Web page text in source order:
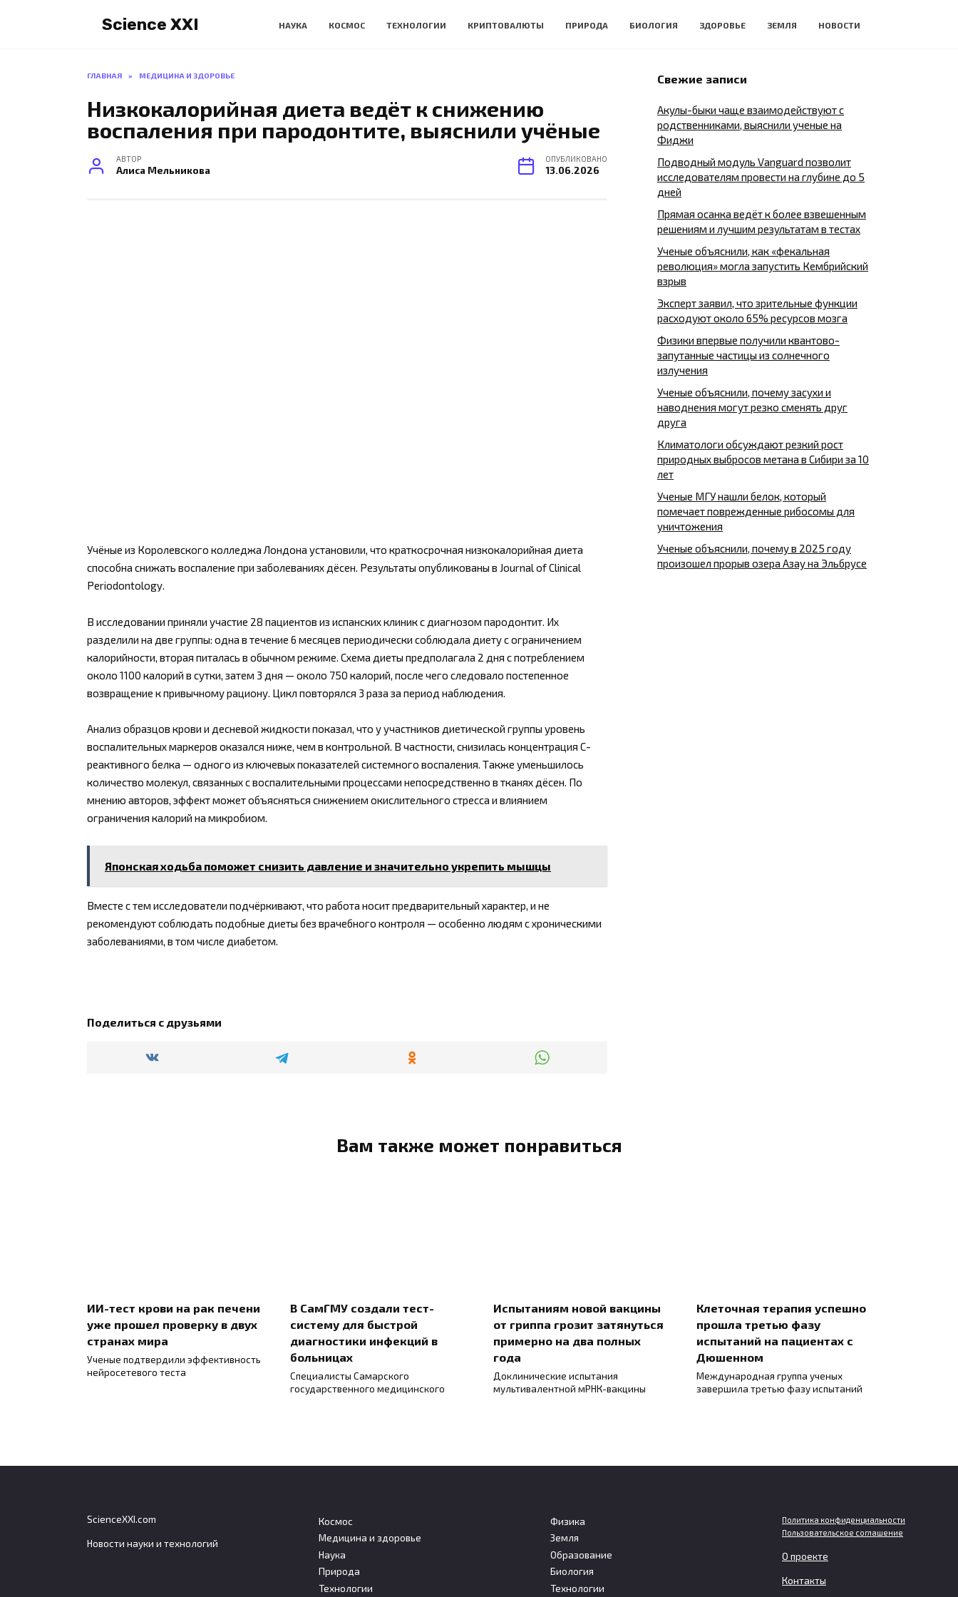
Science XXI НАУКА КОСМОС ТЕХНОЛОГИИ КРИПТОВАЛЮТЫ ПРИРОДА БИОЛОГИЯ ЗДОРОВЬЕ ЗЕМЛЯ НОВОСТИ
ГЛАВНАЯ » МЕДИЦИНА И ЗДОРОВЬЕ
Низкокалорийная диета ведёт к снижению
воспаления при пародонтите, выяснили учёные
АВТОР
Алиса Мельникова
ОПУБЛИКОВАНО
13.06.2026
Учёные из Королевского колледжа Лондона установили, что краткосрочная низкокалорийная диета
способна снижать воспаление при заболеваниях дёсен. Результаты опубликованы в Journal of Clinical
Periodontology.
В исследовании приняли участие 28 пациентов из испанских клиник с диагнозом пародонтит. Их
разделили на две группы: одна в течение 6 месяцев периодически соблюдала диету с ограничением
калорийности, вторая питалась в обычном режиме. Схема диеты предполагала 2 дня с потреблением
около 1100 калорий в сутки, затем 3 дня — около 750 калорий, после чего следовало постепенное
возвращение к привычному рациону. Цикл повторялся 3 раза за период наблюдения.
Анализ образцов крови и десневой жидкости показал, что у участников диетической группы уровень
воспалительных маркеров оказался ниже, чем в контрольной. В частности, снизилась концентрация С-
реактивного белка — одного из ключевых показателей системного воспаления. Также уменьшилось
количество молекул, связанных с воспалительными процессами непосредственно в тканях дёсен. По
мнению авторов, эффект может объясняться снижением окислительного стресса и влиянием
ограничения калорий на микробиом.
Японская ходьба поможет снизить давление и значительно укрепить мышцы
Вместе с тем исследователи подчёркивают, что работа носит предварительный характер, и не
рекомендуют соблюдать подобные диеты без врачебного контроля — особенно людям с хроническими
заболеваниями, в том числе диабетом.
Поделиться с друзьями
Свежие записи
Акулы-быки чаще взаимодействуют с
родственниками, выяснили ученые на
Фиджи
Подводный модуль Vanguard позволит
исследователям провести на глубине до 5
дней
Прямая осанка ведёт к более взвешенным
решениям и лучшим результатам в тестах
Ученые объяснили, как «фекальная
революция» могла запустить Кембрийский
взрыв
Эксперт заявил, что зрительные функции
расходуют около 65% ресурсов мозга
Физики впервые получили квантово-
запутанные частицы из солнечного
излучения
Ученые объяснили, почему засухи и
наводнения могут резко сменять друг
друга
Климатологи обсуждают резкий рост
природных выбросов метана в Сибири за 10
лет
Ученые МГУ нашли белок, который
помечает поврежденные рибосомы для
уничтожения
Ученые объяснили, почему в 2025 году
произошел прорыв озера Азау на Эльбрусе
Вам также может понравиться
ИИ-тест крови на рак печени
уже прошел проверку в двух
странах мира
Ученые подтвердили эффективность
нейросетевого теста
В СамГМУ создали тест-
систему для быстрой
диагностики инфекций в
больницах
Специалисты Самарского
государственного медицинского
Испытаниям новой вакцины
от гриппа грозит затянуться
примерно на два полных
года
Доклинические испытания
мультивалентной мРНК-вакцины
Клеточная терапия успешно
прошла третью фазу
испытаний на пациентах с
Дюшенном
Международная группа ученых
завершила третью фазу испытаний
Небольшие дозы стресса
могут запускать защитные
Собственная нервная
система сердца помогает
Мужчинам грозит больший
вред для мозга при слишком
ScienceXXI.com
Новости науки и технологий
Космос
Медицина и здоровье
Наука
Природа
Технологии
Физика
Земля
Образование
Биология
Технологии
Политика конфиденциальности
Пользовательское соглашение
О проекте
Контакты